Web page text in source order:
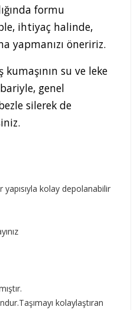
formu
ihtiyaç halinde,
yapmanızı öneririz.
kumaşının su ve leke
genel
silerek de
kolay depolanabilir
kolaylaştıran